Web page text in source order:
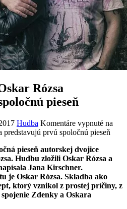
Rózsa
pieseň
Hudba Komentáre vypnuté na
predstavujú prvú spoločnú pieseň
pieseň autorskej dvojice
Hudbu zložili Oskar Rózsa a
Jana Kirschner.
je Oskar Rózsa. Skladba ako
ktorý vznikol z prostej príčiny, z
Zdenky a Oskara